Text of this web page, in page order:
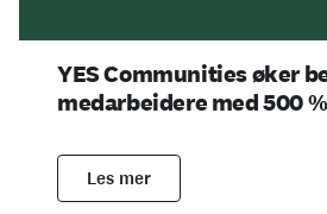
YES Communities øker
medarbeidere med 500 %
Les mer